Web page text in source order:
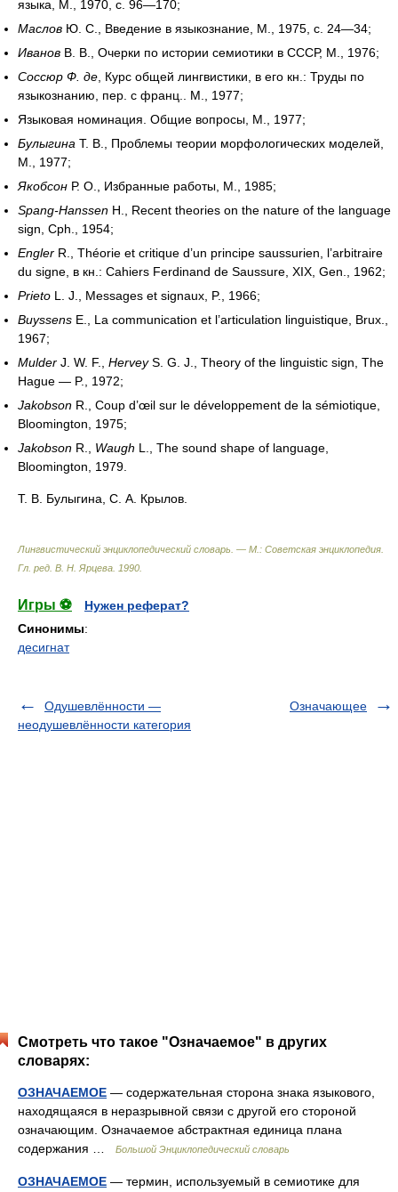
языка, М., 1970, с. 96—170;
Маслов Ю. С., Введение в языкознание, М., 1975, с. 24—34;
Иванов В. В., Очерки по истории семиотики в СССР, М., 1976;
Соссюр Ф. де , Курс общей лингвистики, в его кн.: Труды по
языкознанию, пер. с франц.. М., 1977;
Языковая номинация. Общие вопросы, М., 1977;
Булыгина Т. В., Проблемы теории морфологических моделей,
М., 1977;
Якобсон Р. О., Избранные работы, М., 1985;
Spang-Hanssen H., Recent theories on the nature of the language
sign, Cph., 1954;
Engler R., Théorie et critique d’un principe saussurien, l’arbitraire
du signe, в кн.: Cahiers Ferdinand de Saussure, XIX, Gen., 1962;
Prieto L. J., Messages et signaux, P., 1966;
Buyssens E., La communication et l’articulation linguistique, Brux.,
1967;
Mulder J. W. F., HerveyS. G. J., Theory of the linguistic sign, The
Hague — P., 1972;
Jakobson R., Coup d’œil sur le développement de la sémiotique,
Bloomington, 1975;
Jakobson R., Waugh L., The sound shape of language,
Bloomington, 1979.
Т. В. Булыгина, С. А. Крылов.
Лингвистический энциклопедический словарь. — М.: Советская энциклопедия
Гл. ред. В. Н. Ярцева 1990
Игры ⚽
Нужен реферат?
Синонимы:
десигнат
Одушевлённости —
неодушевлённости категория
Означающее
Смотреть что такое "Означаемое" в других
словарях:
ОЗНАЧАЕМОЕ — содержательная сторона знака языкового,
находящаяся в неразрывной связи с другой его стороной
означающим. Означаемое абстрактная единица плана
содержания …
Большой Энциклопедический словарь
ОЗНАЧАЕМОЕ — термин, используемый в семиотике для